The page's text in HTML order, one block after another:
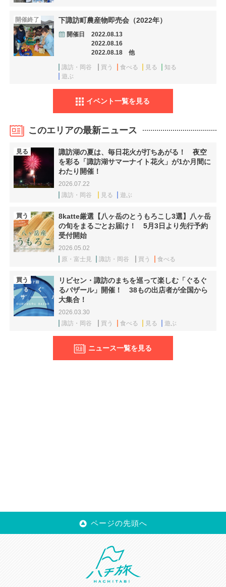
開催終了 下諏訪町農産物即売会（2022年）
開催日
2022.08.13
2022.08.16
2022.08.18 他
諏訪・岡谷 買う 食べる 見る
知る
遊ぶ
イベント一覧を見る
このエリアの最新ニュース
見る
諏訪湖の夏は、毎日花火が打ちあがる！ 夜空
を彩る「諏訪湖サマーナイト花火」が1か月間に
わたり開催！
2026.07.22
諏訪・岡谷
見る 遊ぶ
買う
8katte厳選【八ヶ岳のとうもろこし3選】八ヶ岳
の旬をまるごとお届け！ 5月3日より先行予約
受付開始
2026.05.02
原・富士見
諏訪・岡谷 買う 食べる
買う
リビセン・諏訪のまちを巡って楽しむ「ぐるぐ
るバザール」開催！ 38もの出店者が全国から
大集合！
2026.03.30
諏訪・岡谷
買う 食べる 見る 遊ぶ
ニュース一覧を見る
ページの先頭へ